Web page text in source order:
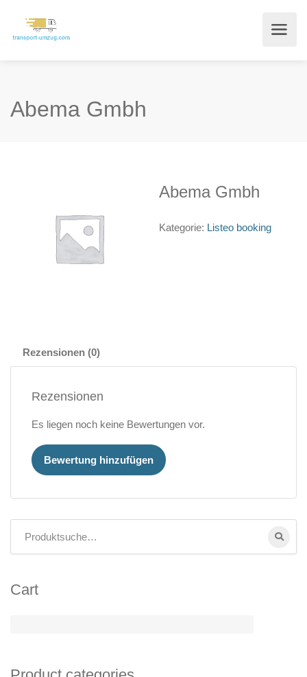
Abema Gmbh
Abema Gmbh
Kategorie: Listeo booking
Rezensionen (0)
Rezensionen
Es liegen noch keine Bewertungen vor.
Bewertung hinzufügen
Cart